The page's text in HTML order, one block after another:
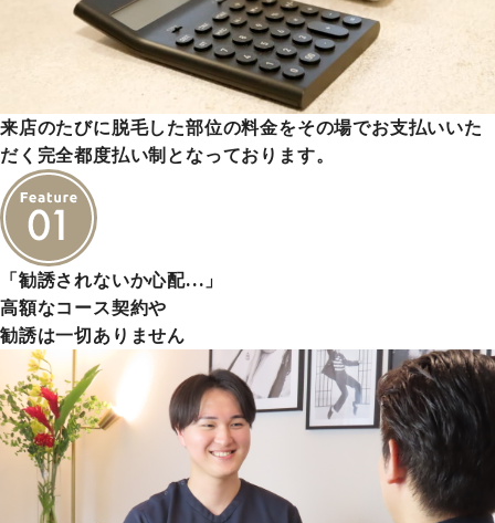
来店のたびに脱毛した部位の料金をその場でお支払いいた
だく完全都度払い制となっております。
「勧誘されないか心配…」
高額なコース契約や
勧誘は一切ありません